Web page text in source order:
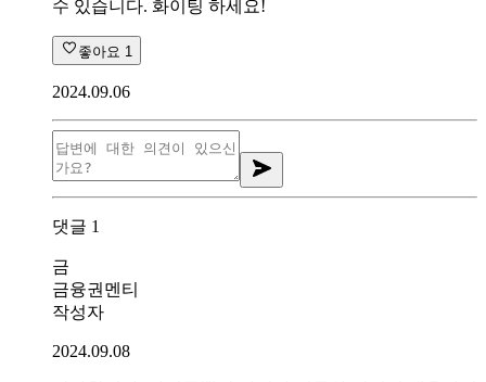
수 있습니다. 화이팅 하세요!
좋아요 1
2024.09.06
댓글 1
금
금융권멘티
작성자
2024.09.08